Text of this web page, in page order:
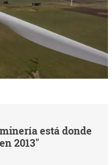
está donde
2013"